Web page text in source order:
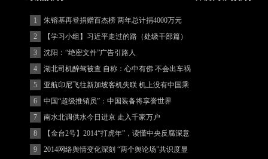
1
朱镕基再登捐赠百杰榜 两年总计捐4000万元
2
【学习小组】习近平走过的路（处级干部篇）
3
沈阳：“绝密文件”广告引路人
4
湖北司机醉驾被查 自称：心中有佛 不会出车祸
(图)
5
亚航印尼飞往新加坡客机失联 机上没有中国乘
客
6
中国“超级推销员”：中国装备将享誉世界
7
南水北调供水今日进京 走入千家万户
8
【金台2号】2014“打虎年”，读懂中央反腐深意
9
2014网络舆情变化深刻 “两个舆论场”共识度显